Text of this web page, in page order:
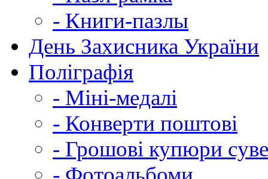
- Книги-пазлы
День Захисника України
Поліграфія
- Міні-медалі
- Конверти поштові
- Грошові купюри